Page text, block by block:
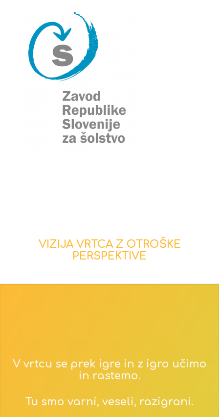
VIZIJA VRTCA Z OTROŠKE
PERSPEKTIVE
V vrtcu se prek igre in z igro učimo
in rastemo.
Tu smo varni, veseli, razigrani.